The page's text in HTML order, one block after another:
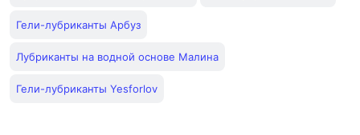
Гели-лубриканты Арбуз
Лубриканты на водной основе Малина
Гели-лубриканты Yesforlov